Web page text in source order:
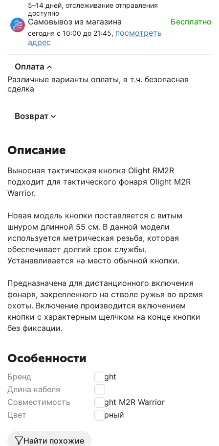
5–14 дней, отслеживание отправления
доступно
Самовывоз из магазина
сегодня с 10:00 до 21:45, посмотреть
адрес
Бесплатно
Оплата
Различные варианты оплаты, в т.ч. безопасная
сделка
Возврат
Описание
Выносная тактическая кнопка Olight RM2R
подходит для тактического фонаря Olight M2R
Warrior.
Новая модель кнопки поставляется с витым
шнуром длинной 55 см. В данной модели
используется метрическая резьба, которая
обеспечивает долгий срок службы.
Устанавливается на место обычной кнопки.
Предназначена для дистанционного включения
фонаря, закрепленного на стволе ружья во время
охоты. Включение производится включением
кнопки с характерным щелчком на конце кнопки
без фиксации.
Особенности
Бренд
Olight
Длина кабеля
55
Совместимость
Olight M2R Warrior
Цвет
Чёрный
Найти похожие